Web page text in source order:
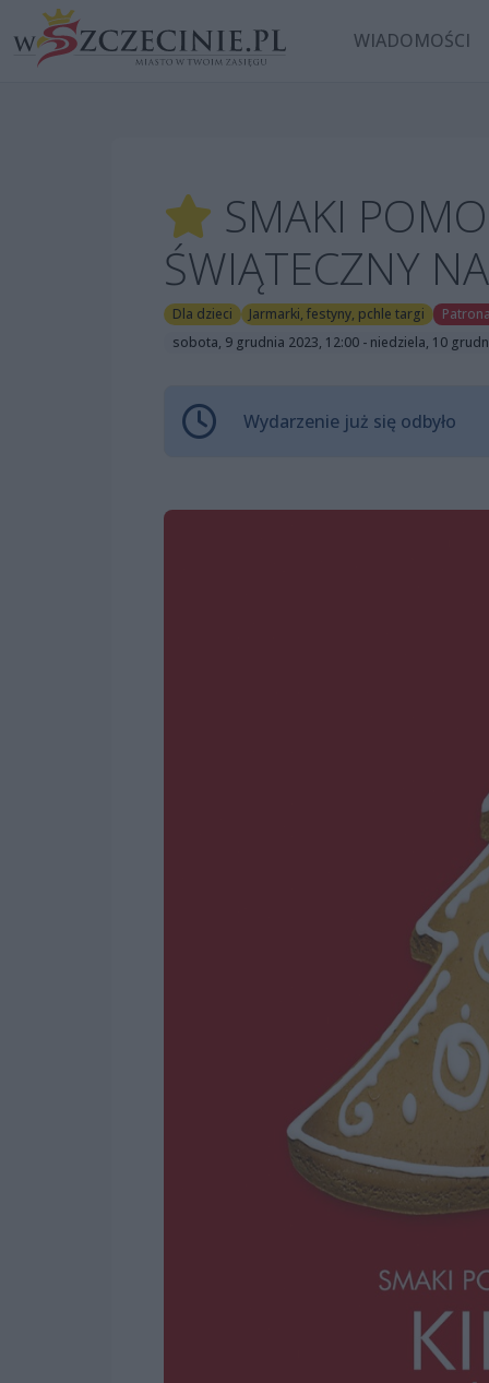
WIADOMOŚCI
SMAKI
ŚWIĄTECZNY
Dla dzieci Jarmarki, festyny, pchle targi
sobota, 9 grudnia 2023, 12:00 - niedziela, 10
Wydarzenie już się odbyło